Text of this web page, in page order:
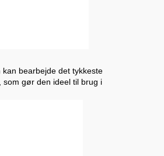
bearbejde det tykkeste
som gør den ideel til brug i